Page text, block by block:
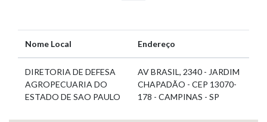
Nome Local Endereço
DIRETORIA DE DEFESA
AGROPECUARIA DO
ESTADO DE SAO PAULO
AV BRASIL, 2340 - JARDIM
CHAPADÃO - CEP 13070-
178 - CAMPINAS - SP